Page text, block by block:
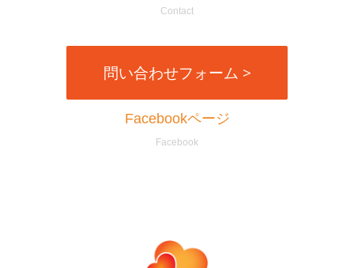
Contact
問い合わせフォーム >
Facebookページ
Facebook